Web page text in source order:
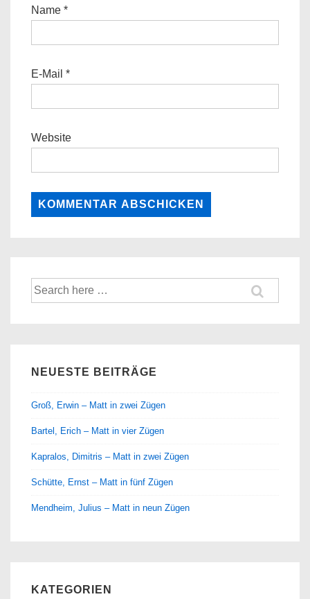
Name *
E-Mail *
Website
Suche
nach:
NEUESTE BEITRÄGE
Groß, Erwin – Matt in zwei Zügen
Bartel, Erich – Matt in vier Zügen
Kapralos, Dimitris – Matt in zwei Zügen
Schütte, Ernst – Matt in fünf Zügen
Mendheim, Julius – Matt in neun Zügen
KATEGORIEN